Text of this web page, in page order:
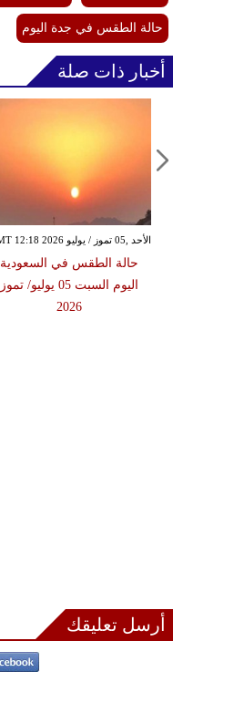
حالة الطقس في جدة اليوم
أخبار ذات صلة
الأحد ,05 تموز / يوليو GMT 12:18 2026
حالة الطقس في السعودية
اليوم السبت 05 يوليو/ تموز
2026
أرسل تعليقك